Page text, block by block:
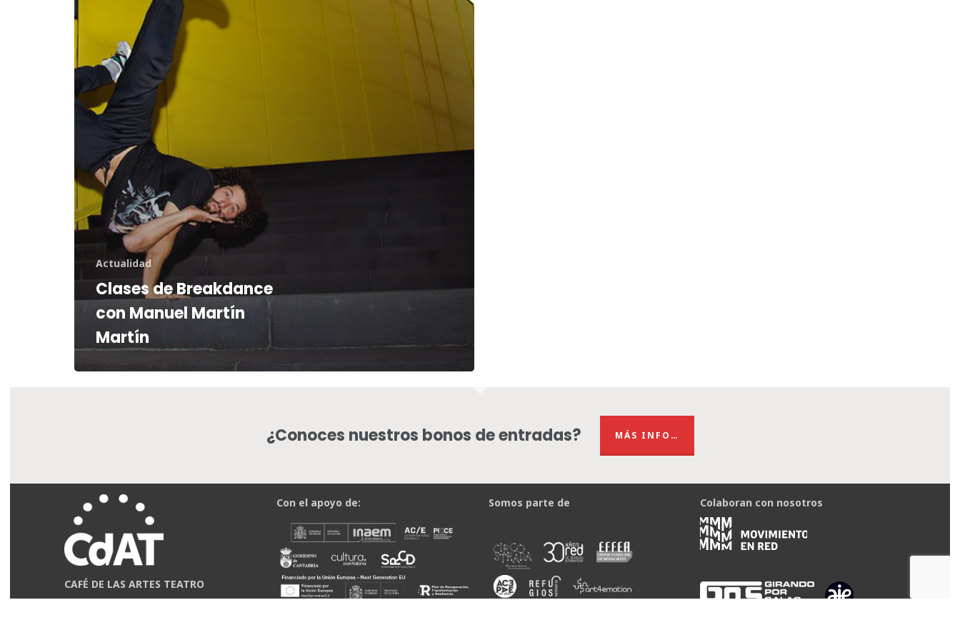
Actualidad
Clases de Breakdance
con Manuel Martín
Martín
¿Conoces nuestros bonos de entradas? MÁS INFO…
CAFÉ DE LAS ARTES TEATRO
C/ Juan A. Gutiérrez de la Concha 4, bajo
Con el apoyo de: Somos parte de Colaboran con nosotros